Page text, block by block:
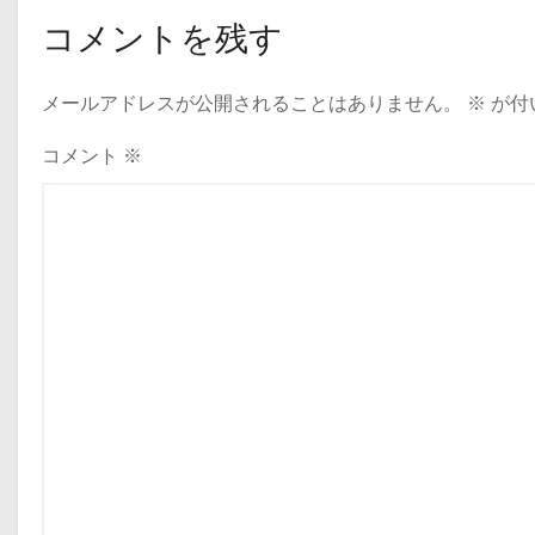
ー
シ
ョ
コメントを残す
メールアドレスが公開されることはありません。 ※ が付
コメント ※